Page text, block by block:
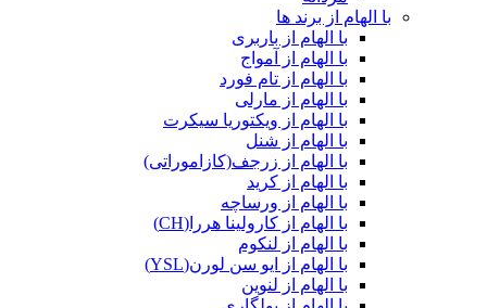
با الهام از برند ها
با الهام از باربری
با الهام از آمواج
با الهام از تام فورد
با الهام از مارلی
با الهام از ویکتوریا سیکرت
با الهام از شنل
با الهام از زرجف(کازاموراتی)
با الهام از کرید
با الهام از ورساچه
با الهام از کارولینا هررا(CH)
با الهام از لنکوم
با الهام از ایو سن لورن(YSL)
با الهام از لنوین